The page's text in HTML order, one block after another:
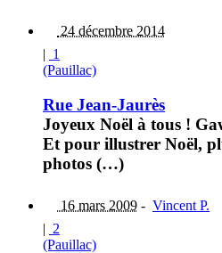
24 décembre 2014
| 1
(Pauillac)
Rue Jean-Jaurès
Joyeux Noël à tous !
Et pour illustrer Noël,
photos (…)
16 mars 2009 - Vincent P.
| 2
(Pauillac)